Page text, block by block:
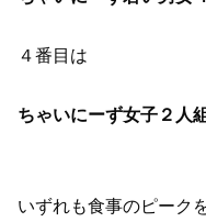
４番目は
ちゃいにーず女子２人組
いずれも食事のピーク